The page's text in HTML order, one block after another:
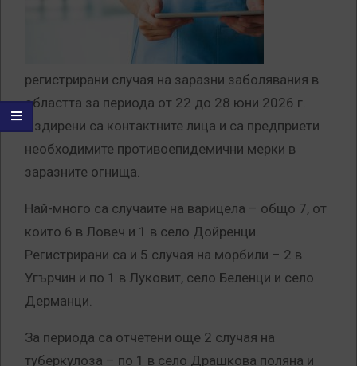
регистрирани случая на заразни заболявания в
областта за периода от 22 до 28 юни 2026 г.
Издирени са контактните лица и са предприети
необходимите противоепидемични мерки в
заразните огнища.
Най-много са случаите на варицела – общо 7, от
които 6 в Ловеч и 1 в село Дойренци.
Регистрирани са и 5 случая на морбили – 2 в
Угърчин и по 1 в Луковит, село Беленци и село
Дерманци.
За периода са отчетени още 2 случая на
туберкулоза – по 1 в село Драшкова поляна и